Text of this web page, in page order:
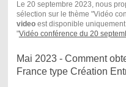
Le 20 septembre 2023, nous
sélection sur le thème "Vidéo
videoest disponible
"Vidéo conférence du 20
Mai 2023 - Comment
France type Création